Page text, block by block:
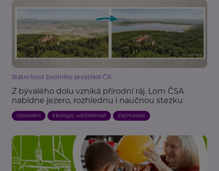
Státní fond životního prostředí ČR
Z bývalého dolu vzniká přírodní ráj. Lom ČSA
nabídne jezero, rozhlednu i naučnou stezku
Cestování Ekologie, udržitelnost Zajímavost